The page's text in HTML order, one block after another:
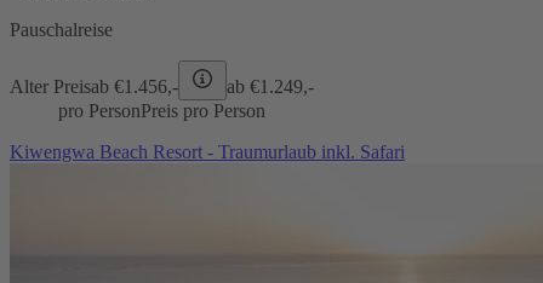
Pauschalreise
Alter Preisab €1.456,- ab €1.249,-
pro PersonPreis pro Person
Kiwengwa Beach Resort - Traumurlaub inkl. Safari